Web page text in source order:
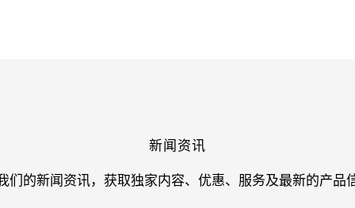
新闻资讯
们的新闻资讯，获取独家内容、优惠、服务及最新的产品